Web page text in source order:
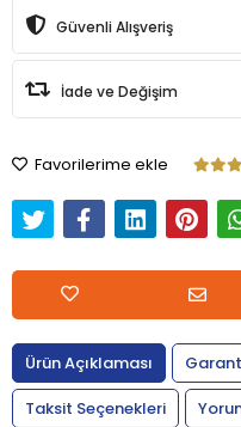
Güvenli Alışveriş
İade ve Değişim
Favorilerime ekle
Ürün Açıklaması
Taksit Seçenekleri